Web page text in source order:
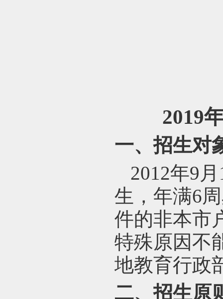
2019
一、招生对
2012年9月
生，年满6
件的非本市
特殊原因不
地教育行政
二、招生原